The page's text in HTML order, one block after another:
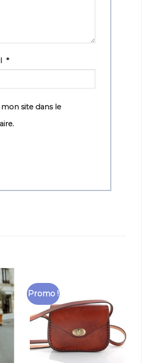
*
site dans le
Promo !